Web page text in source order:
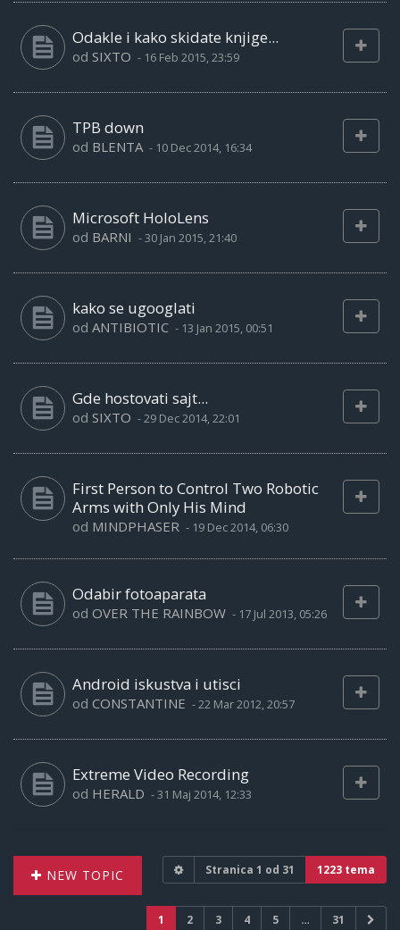
Odakle i kako skidate knjige...
od SIXTO - 16 Feb 2015, 23:59
TPB down
od BLENTA - 10 Dec 2014, 16:34
Microsoft HoloLens
od BARNI -30 Jan 2015, 21:40
kako se ugooglati
od ANTIBIOTIC - 13 Jan 2015, 00:51
Gde hostovati sajt...
od SIXTO -29 Dec 2014, 22:01
First Person to Control Two Robotic
Arms with Only His Mind
od MINDPHASER - 19 Dec 2014, 06:30
Odabir fotoaparata
od OVER THE RAINBOW - 17 Jul 2013, 05:26
Android iskustva i utisci
od CONSTANTINE -22 Mar 2012, 20:57
Extreme Video Recording
od HERALD -31 Maj 2014, 12:33
NEW TOPIC Stranica 1 od 31 1223 tema
1 2 3 4 5 … 31